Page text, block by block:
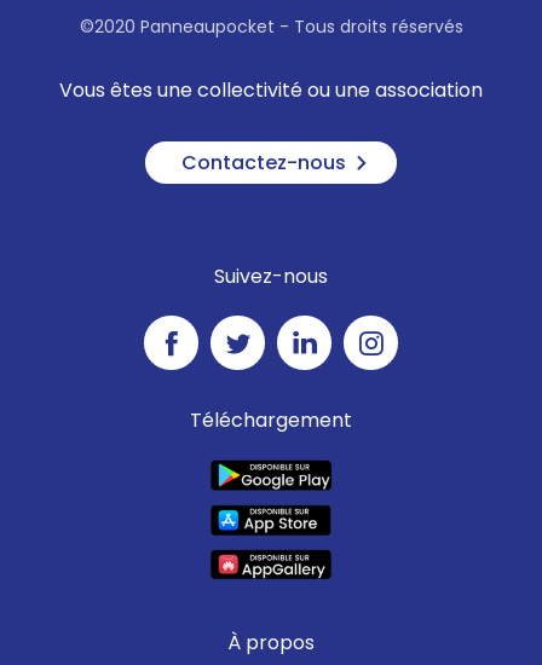
©2020 Panneaupocket - Tous droits réservés
Vous êtes une collectivité ou une association
Contactez-nous
Suivez-nous
Téléchargement
À propos